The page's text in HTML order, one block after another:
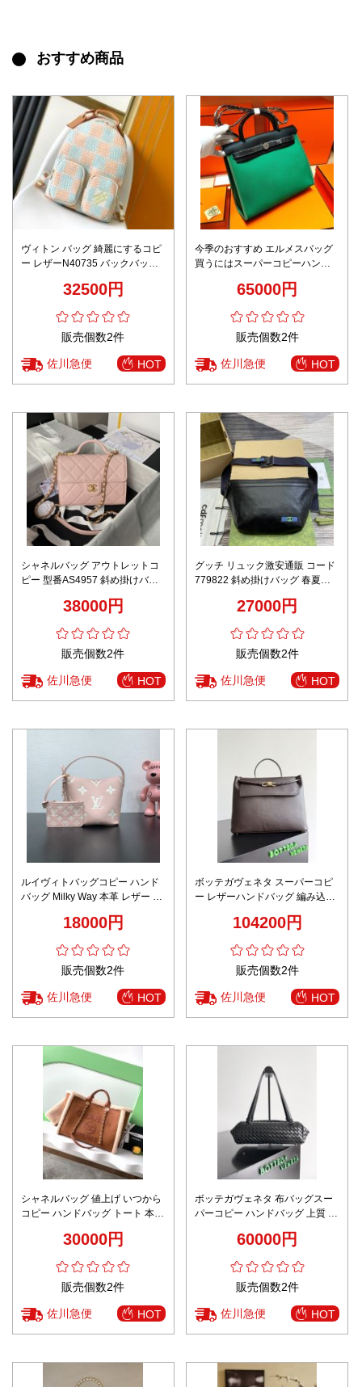
おすすめ商品
ヴィトン バッグ 綺麗にするコピ
ー レザーN40735 バックバッグ
32500円
販売個数2件
佐川急便 HOT
今季のおすすめ エルメスバッグ
買うにはスーパーコピーハンド
65000円
販売個数2件
佐川急便 HOT
シャネルバッグ アウトレットコ
ピー 型番AS4957 斜め掛けバッ
38000円
販売個数2件
佐川急便 HOT
グッチ リュック激安通販 コード
779822 斜め掛けバッグ 春夏の
27000円
販売個数2件
佐川急便 HOT
ルイヴィトバッグコピー ハンド
バッグ Milky Way 本革 レザー ロ
18000円
販売個数2件
佐川急便 HOT
ボッテガヴェネタ スーパーコピ
ー レザーハンドバッグ 編み込み
104200円
販売個数2件
佐川急便 HOT
シャネルバッグ 値上げ いつから
コピー ハンドバッグ トート 本革
30000円
販売個数2件
佐川急便 HOT
ボッテガヴェネタ 布バッグスー
パーコピー ハンドバッグ 上質 牛
60000円
販売個数2件
佐川急便 HOT